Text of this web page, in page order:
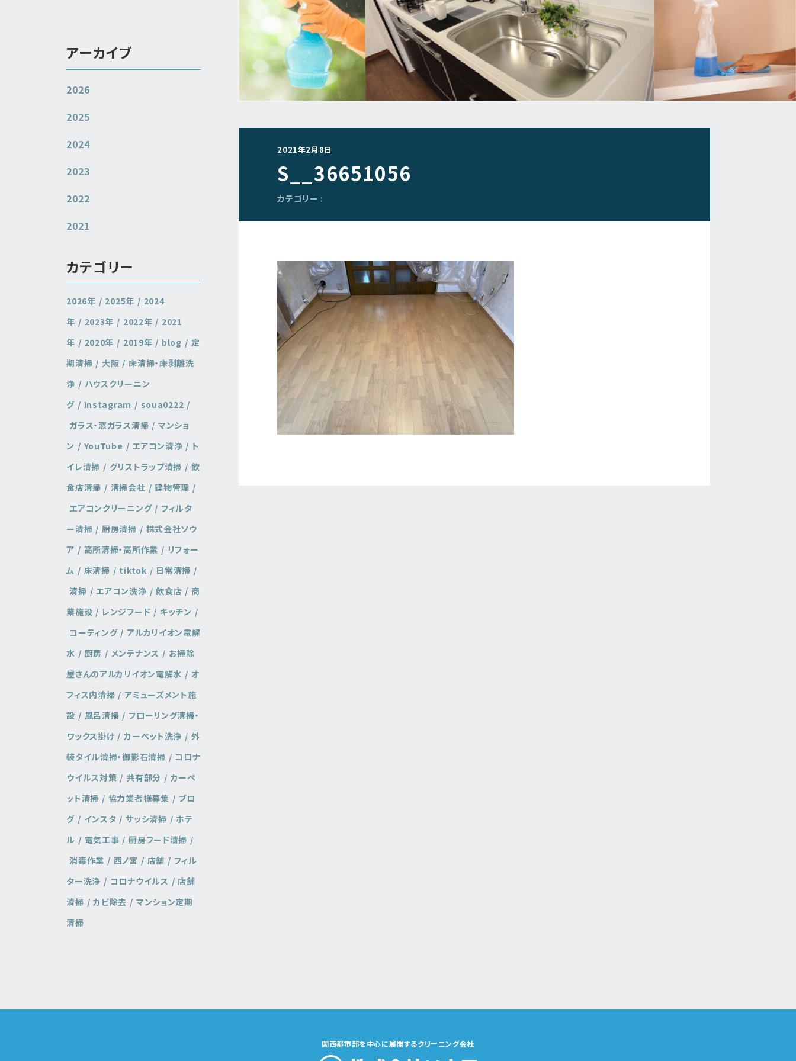
2021年2月8日
S__36651056
カテゴリー :
アーカイブ
2026
2025
2024
2023
2022
2021
カテゴリー
2026年 2025年
2024
年
2023年 2022年
2021
年
2020年 2019年 blog
定
期清掃
大阪
床清掃・床剥離洗
浄
ハウスクリーニン
グ
Instagram
soua0222
ガラス・窓ガラス清掃
マンショ
ン
YouTube エアコン清浄
ト
イレ清掃
グリストラップ清掃
飲
食店清掃
清掃会社
建物管理
エアコンクリーニング
フィルタ
ー清掃
厨房清掃
株式会社ソウ
ア
高所清掃・高所作業
リフォー
ム
床清掃 tiktok
日常清掃
清掃
エアコン洗浄 飲食店
商
業施設
レンジフード
キッチン
コーティング
アルカリイオン電解
水
厨房 メンテナンス
お掃除
屋さんのアルカリイオン電解水
オ
フィス内清掃
アミューズメント施
設
風呂清掃
フローリング清掃・
ワックス掛け
カーペット洗浄
外
装タイル清掃・御影石清掃
コロナ
ウイルス対策
共有部分
カーペ
ット清掃
協力業者様募集
ブロ
グ
インスタ サッシ清掃
ホテ
ル
電気工事
厨房フード清掃
消毒作業
西ノ宮 店舗
フィル
ター洗浄
コロナウイルス
店舗
清掃
カビ除去
マンション定期
清掃
関西都市部を中心に展開するクリーニング会社